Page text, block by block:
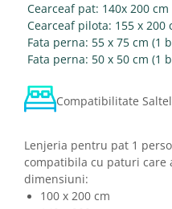
Cearceaf pat: 140x 200 cm
Cearceaf pilota: 155 x 200
Fata perna: 55 x 75 cm (1
Fata perna: 50 x 50 cm (1
Compatibilitate
Lenjeria pentru pat 1
compatibila cu paturi care
dimensiuni:
100 x 200 cm